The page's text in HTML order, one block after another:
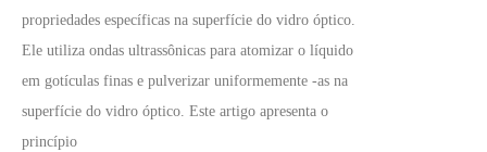
propriedades específicas na superfície do vidro óptico.
Ele utiliza ondas ultrassônicas para atomizar o líquido
em gotículas finas e pulverizar uniformemente -as na
superfície do vidro óptico. Este artigo apresenta o
princípio